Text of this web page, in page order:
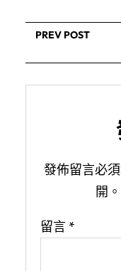
PREV POST
發佈留言必
開。
留言 *